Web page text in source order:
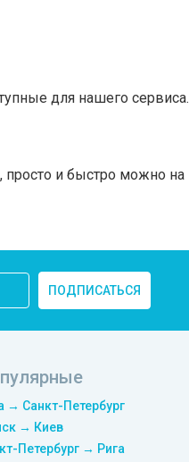
для нашего сервиса.
просто и быстро можно на
ПОДПИСАТЬСЯ
→ Санкт-Петербург
→ Киев
Петербург → Рига